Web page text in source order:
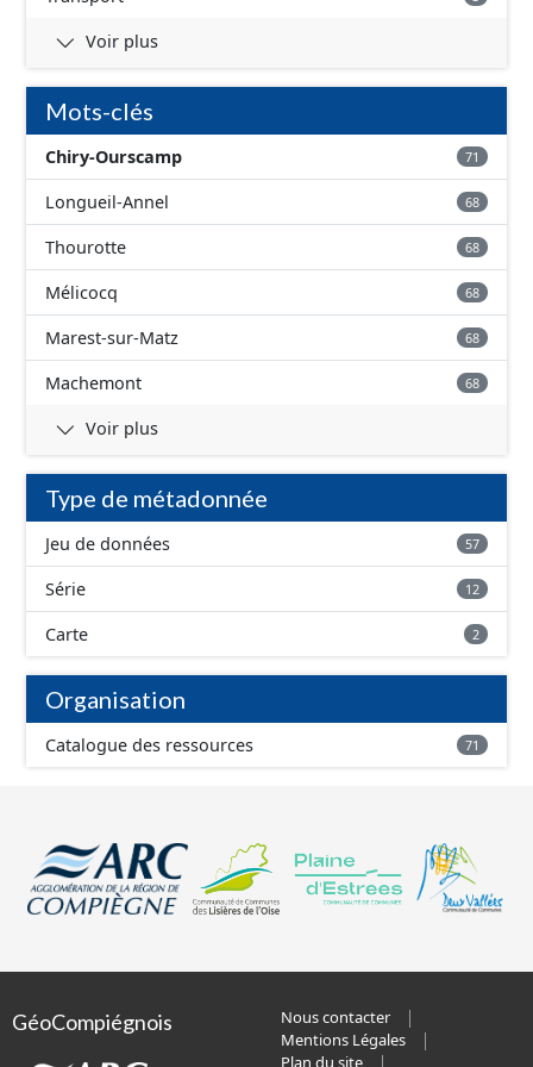
Voir plus
Mots-clés
Chiry-Ourscamp 71
Longueil-Annel 68
Thourotte 68
Mélicocq 68
Marest-sur-Matz 68
Machemont 68
Voir plus
Type de métadonnée
Jeu de données 57
Série 12
Carte 2
Organisation
Catalogue des ressources 71
GéoCompiégnois
Nous contacter
Mentions Légales
Plan du site